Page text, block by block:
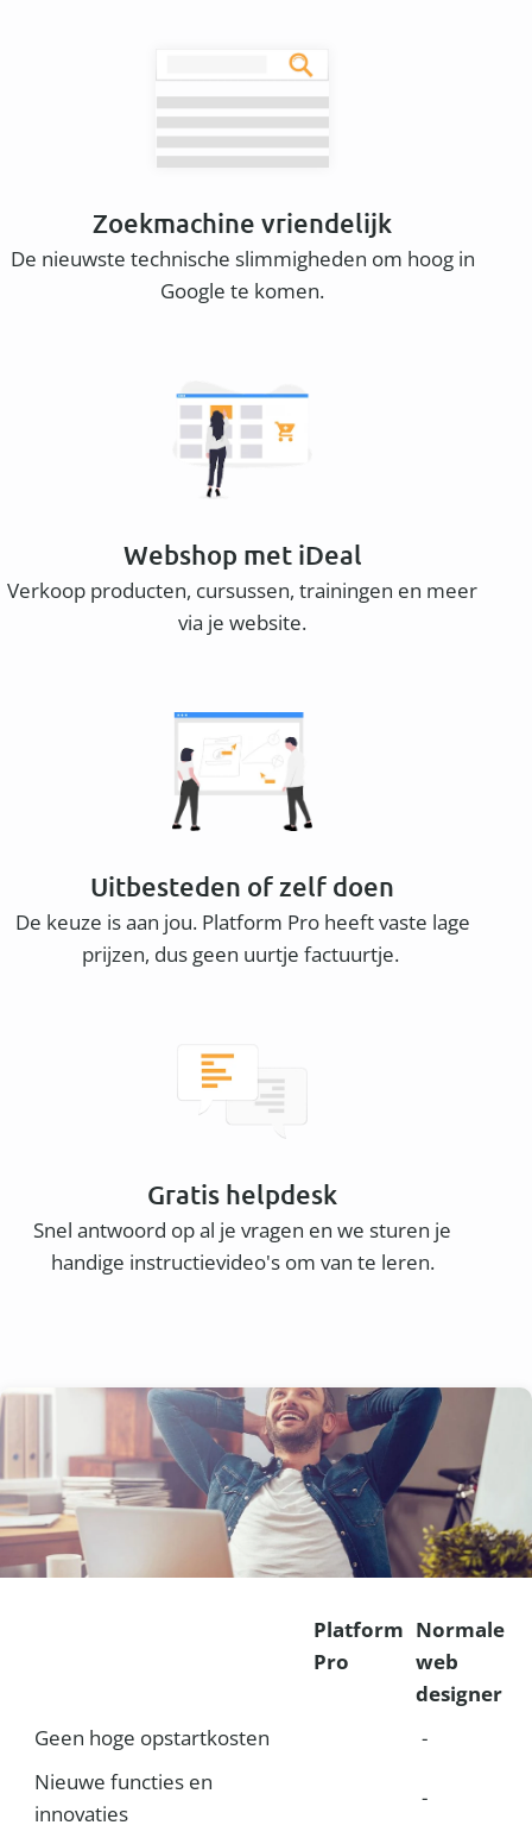
Zoekmachine vriendelijk
De nieuwste technische slimmigheden om hoog in
Google te komen.
Webshop met iDeal
Verkoop producten, cursussen, trainingen en meer
via je website.
Uitbesteden of zelf doen
De keuze is aan jou. Platform Pro heeft vaste lage
prijzen, dus geen uurtje factuurtje.
Gratis helpdesk
Snel antwoord op al je vragen en we sturen je
handige instructievideo's om van te leren.
Platform
Pro
Normale
web
designer
Geen hoge opstartkosten
-
Nieuwe functies en
innovaties
-